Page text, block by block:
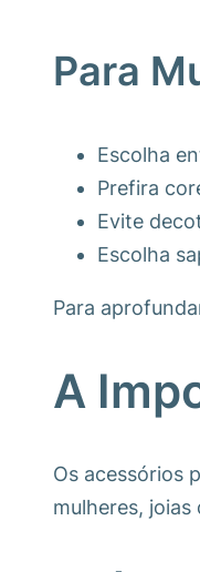
Para
Escolha
Prefira
Evite
Escolha
Para
A
Os acessórios
mulheres,